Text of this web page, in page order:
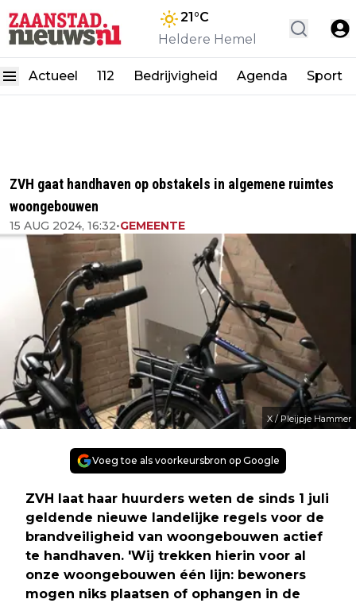
21°C
Heldere Hemel
Actueel 112 Bedrijvigheid Agenda Sport
ZVH gaat handhaven op obstakels in algemene ruimtes
woongebouwen
15 AUG 2024, 16:32•GEMEENTE
X / Pleijpje Hammer
Voeg toe als voorkeursbron op Google
ZVH laat haar huurders weten de sinds 1 juli
geldende nieuwe landelijke regels voor de
brandveiligheid van woongebouwen actief
te handhaven. 'Wij trekken hierin voor al
onze woongebouwen één lijn: bewoners
mogen niks plaatsen of ophangen in de